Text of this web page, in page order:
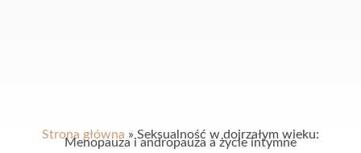
Strona główna »Seksualność w dojrzałym wieku:
Menopauza i andropauza a życie intymne